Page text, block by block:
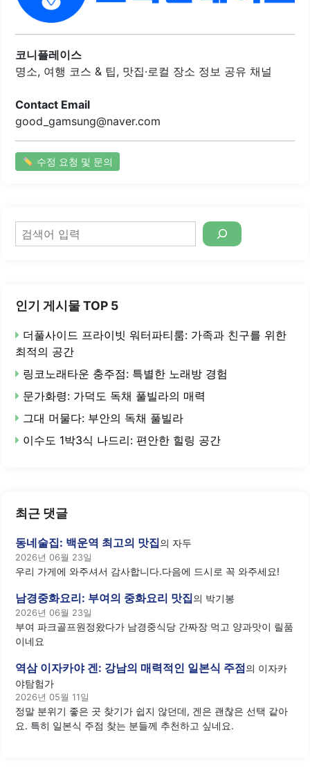
습니다. 이곳의 흑염소 엑기스는 추가 서비스로 제공되어, 건
강을 더욱 챙길 수 있는 기회를 제공합니다.식당 내부는 깔끔
하고 편안한 분위기로, 혼자 또는 가족과 함께 방문하기에 적
합합니다. 또한, 직원들이 친절하게 응대하여 고객의 만족도
를 높이고 있습니다. 정드림흑염소는 특히 몸이 피곤할 때 기
코니플레이스
명소, 여행 코스 & 팁, 맛집·로컬 장소 정보 공유 채널
Contact Email
good_gamsung@naver.com
수정 요청 및 문의
검
색
인기 게시물 TOP 5
더풀사이드 프라이빗 워터파티룸: 가족과 친구를 위한
최적의 공간
링코노래타운 충주점: 특별한 노래방 경험
문가화령: 가덕도 독채 풀빌라의 매력
그대 머물다: 부안의 독채 풀빌라
이수도 1박3식 나드리: 편안한 힐링 공간
최근 댓글
동네술집: 백운역 최고의 맛집의 자두
2026년 06월 23일
우리 가게에 와주셔서 감사합니다.다음에 드시로 꼭 와주세요!
남경중화요리: 부여의 중화요리 맛집의 박기봉
2026년 06월 23일
부여 파크골프원정왔다가 남경중식당 간짜장 먹고 양과맛이 릴품
이네요
역삼 이자카야 겐: 강남의 매력적인 일본식 주점의 이자카
야탐험가
2026년 05월 11일
정말 분위기 좋은 곳 찾기가 쉽지 않던데, 겐은 괜찮은 선택 같아
요. 특히 일본식 주점 찾는 분들께 추천하고 싶네요.